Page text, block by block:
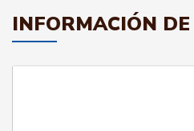
INFORMACIÓN